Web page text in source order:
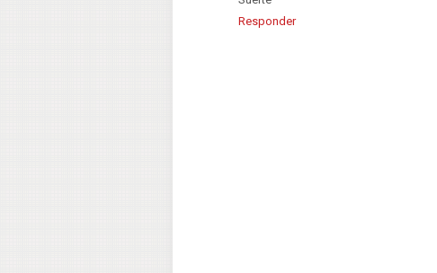
Responder